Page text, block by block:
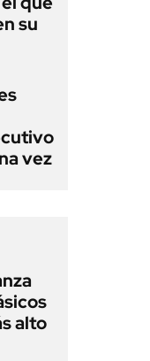
su
vez
alto